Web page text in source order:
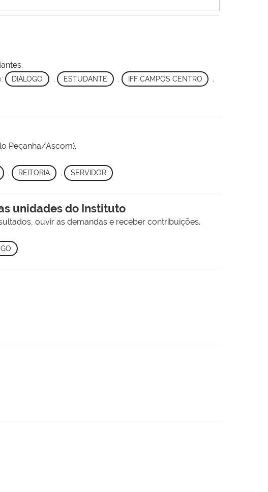
DIÁLOGO ESTUDANTE IFF CAMPOS CENTRO
Peçanha/Ascom).
, REITORIA , SERVIDOR
unidades do Instituto
ouvir as demandas e receber contribuições.